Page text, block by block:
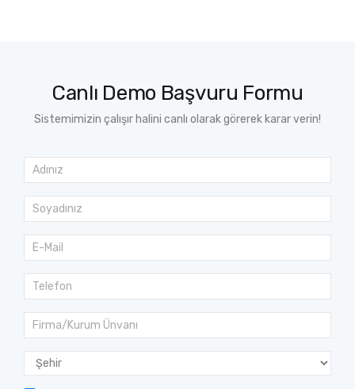
Canlı Demo Başvuru Formu
Sistemimizin çalışır halini canlı olarak görerek karar verin!